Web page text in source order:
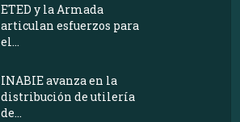
ETED y la Armada
articulan esfuerzos para
el...
INABIE avanza en la
distribución de utilería
de...